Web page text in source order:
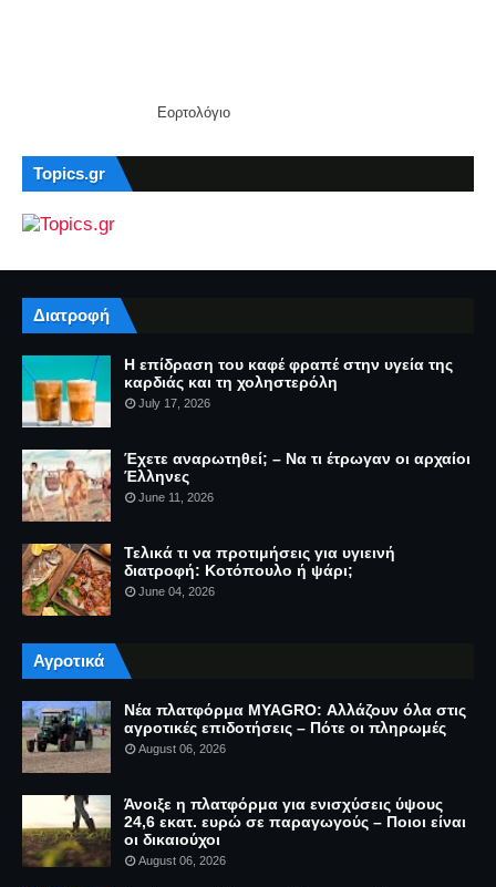
Εορτολόγιο
Topics.gr
Διατροφή
Η επίδραση του καφέ φραπέ στην υγεία της
καρδιάς και τη χοληστερόλη
July 17, 2026
Έχετε αναρωτηθεί; – Να τι έτρωγαν οι αρχαίοι
Έλληνες
June 11, 2026
Τελικά τι να προτιμήσεις για υγιεινή
διατροφή: Κοτόπουλο ή ψάρι;
June 04, 2026
Αγροτικά
Νέα πλατφόρμα MYAGRO: Αλλάζουν όλα στις
αγροτικές επιδοτήσεις – Πότε οι πληρωμές
August 06, 2026
Άνοιξε η πλατφόρμα για ενισχύσεις ύψους
24,6 εκατ. ευρώ σε παραγωγούς – Ποιοι είναι
οι δικαιούχοι
August 06, 2026